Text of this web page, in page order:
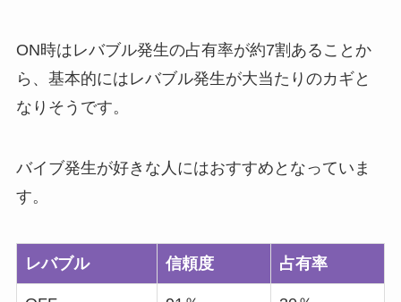
ON時はレバブル発生の占有率が約7割あることか
ら、基本的にはレバブル発生が大当たりのカギと
なりそうです。
バイブ発生が好きな人にはおすすめとなっていま
す。
レバブル 信頼度 占有率